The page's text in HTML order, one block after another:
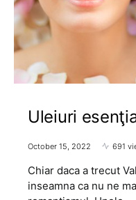
Uleiuri
October 15, 2022 691
Chiar daca a trecut
inseamna ca nu ne